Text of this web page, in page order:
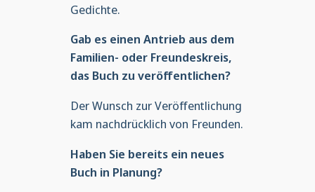
Gedichte.
Gab es einen Antrieb aus dem
Familien- oder Freundeskreis,
das Buch zu veröffentlichen?
Der Wunsch zur Veröffentlichung
kam nachdrücklich von Freunden.
Haben Sie bereits ein neues
Buch in Planung?